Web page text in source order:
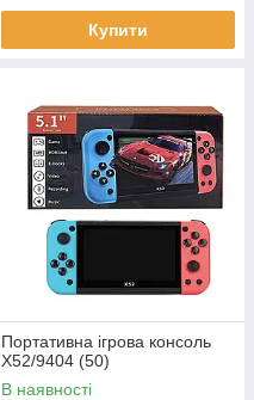
Купити
Портативна ігрова консоль
X52/9404 (50)
В наявності